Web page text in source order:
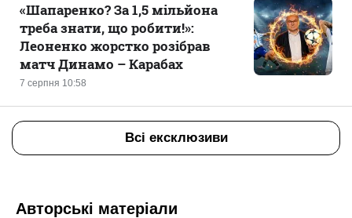
7 серпня 10:58
«Шапаренко? За 1,5 мільйона
треба знати, що робити!»:
Леоненко жорстко розібрав
матч Динамо – Карабах
Всі ексклюзиви
Авторські матеріали